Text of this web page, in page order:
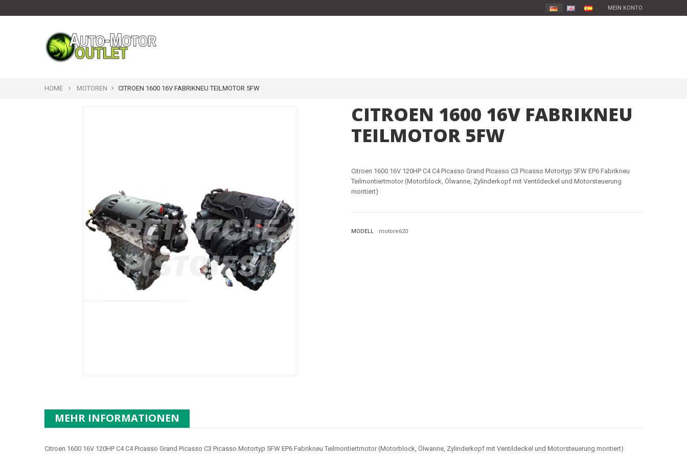
MEIN KONTO
HOME MOTOREN CITROEN 1600 16V FABRIKNEU TEILMOTOR 5FW
CITROEN 1600 16V FABRIKNEU
TEILMOTOR 5FW
Citroen 1600 16V 120HP C4 C4 Picasso Grand Picasso C3 Picasso Motortyp 5FW EP6 Fabrikneu
Teilmontiertmotor (Motorblock, Ölwanne, Zylinderkopf mit Ventildeckel und Motorsteuerung
montiert)
MODELL motore620
MEHR INFORMATIONEN
Citroen 1600 16V 120HP C4 C4 Picasso Grand Picasso C3 Picasso Motortyp 5FW EP6 Fabrikneu Teilmontiertmotor (Motorblock, Ölwanne, Zylinderkopf mit Ventildeckel und Motorsteuerung montiert)